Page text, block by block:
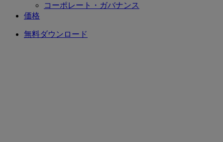
コーポレート・ガバナンス
価格
無料ダウンロード